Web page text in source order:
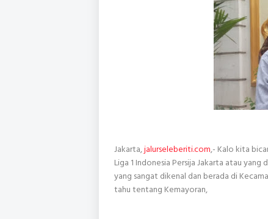
Jakarta,jalurseleberiti.com,- Kalo kita
Liga 1 Indonesia Persija Jakarta atau
yang sangat dikenal dan berada di
tahu tentang Kemayoran,